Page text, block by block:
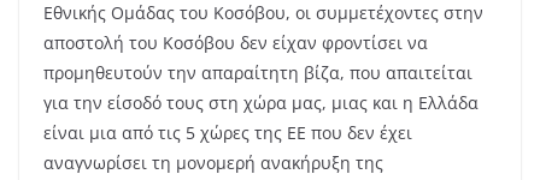
Εθνικής Ομάδας του Κοσόβου, οι συμμετέχοντες στην
αποστολή του Κοσόβου δεν είχαν φροντίσει να
προμηθευτούν την απαραίτητη βίζα, που απαιτείται
για την είσοδό τους στη χώρα μας, μιας και η Ελλάδα
είναι μια από τις 5 χώρες της ΕΕ που δεν έχει
αναγνωρίσει τη μονομερή ανακήρυξη της